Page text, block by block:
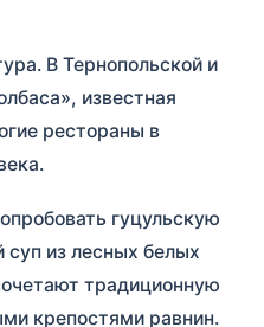
В Тернопольской и
известная
рестораны в
гуцульскую
суп из лесных белых
традиционную
крепостями равнин.